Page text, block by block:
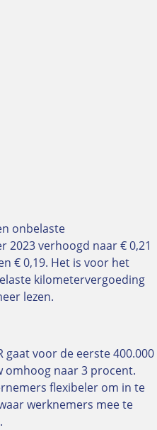
onbelaste
verhoogd naar € 0,21
€ 0,19. Het is voor het
kilometervergoeding
lezen.
gaat voor de eerste 400.000
omhoog naar 3 procent.
flexibeler om in te
werknemers mee te